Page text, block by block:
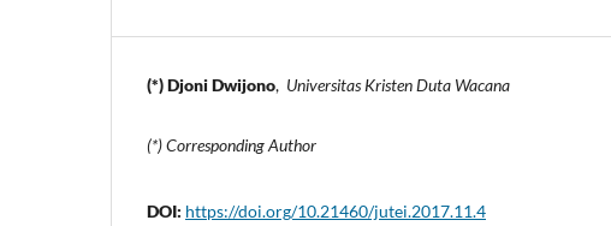
(*) Djoni Dwijono, Universitas Kristen Duta Wacana
(*) Corresponding Author
DOI: https://doi.org/10.21460/jutei.2017.11.4